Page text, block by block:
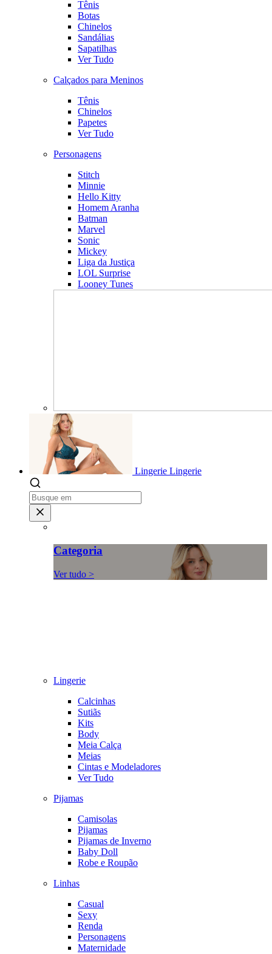
Tênis
Botas
Chinelos
Sandálias
Sapatilhas
Ver Tudo
Calçados para Meninos
Tênis
Chinelos
Papetes
Ver Tudo
Personagens
Stitch
Minnie
Hello Kitty
Homem Aranha
Batman
Marvel
Sonic
Mickey
Liga da Justiça
LOL Surprise
Looney Tunes
Lingerie Lingerie
Categoria
Ver tudo >
Lingerie
Calcinhas
Sutiãs
Kits
Body
Meia Calça
Meias
Cintas e Modeladores
Ver Tudo
Pijamas
Camisolas
Pijamas
Pijamas de Inverno
Baby Doll
Robe e Roupão
Linhas
Casual
Sexy
Renda
Personagens
Maternidade